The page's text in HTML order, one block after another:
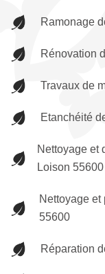
Ramonage
Rénovation
Travaux de
Etanchéité
Nettoyage et
Loison 55600
Nettoyage
55600
Réparation